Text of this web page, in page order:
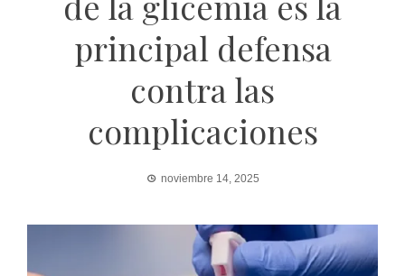
principal defensa
contra las
complicaciones
noviembre 14, 2025